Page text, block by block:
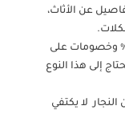
عن الأثاث،
نجار ايكيا شاطر خصومات تصل إلى 50٪ وخصومات على
إلى هذا النوع
لا يكتفي